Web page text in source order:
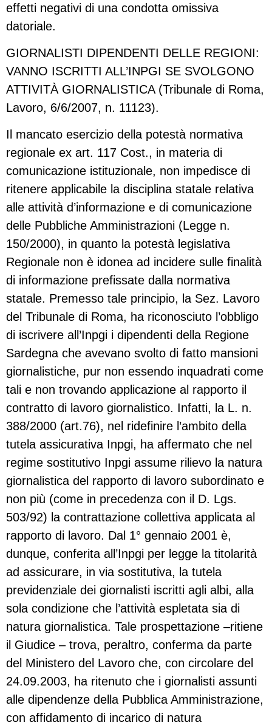
effetti negativi di una condotta omissiva
datoriale.
GIORNALISTI DIPENDENTI DELLE REGIONI:
VANNO ISCRITTI ALL’INPGI SE SVOLGONO
ATTIVITÀ GIORNALISTICA (Tribunale di Roma,
Lavoro, 6/6/2007, n. 11123).
Il mancato esercizio della potestà normativa
regionale ex art. 117 Cost., in materia di
comunicazione istituzionale, non impedisce di
ritenere applicabile la disciplina statale relativa
alle attività d’informazione e di comunicazione
delle Pubbliche Amministrazioni (Legge n.
150/2000), in quanto la potestà legislativa
Regionale non è idonea ad incidere sulle finalità
di informazione prefissate dalla normativa
statale. Premesso tale principio, la Sez. Lavoro
del Tribunale di Roma, ha riconosciuto l’obbligo
di iscrivere all’Inpgi i dipendenti della Regione
Sardegna che avevano svolto di fatto mansioni
giornalistiche, pur non essendo inquadrati come
tali e non trovando applicazione al rapporto il
contratto di lavoro giornalistico. Infatti, la L. n.
388/2000 (art.76), nel ridefinire l’ambito della
tutela assicurativa Inpgi, ha affermato che nel
regime sostitutivo Inpgi assume rilievo la natura
giornalistica del rapporto di lavoro subordinato e
non più (come in precedenza con il D. Lgs.
503/92) la contrattazione collettiva applicata al
rapporto di lavoro. Dal 1° gennaio 2001 è,
dunque, conferita all’Inpgi per legge la titolarità
ad assicurare, in via sostitutiva, la tutela
previdenziale dei giornalisti iscritti agli albi, alla
sola condizione che l’attività espletata sia di
natura giornalistica. Tale prospettazione –ritiene
il Giudice – trova, peraltro, conferma da parte
del Ministero del Lavoro che, con circolare del
24.09.2003, ha ritenuto che i giornalisti assunti
alle dipendenze della Pubblica Amministrazione,
con affidamento di incarico di natura